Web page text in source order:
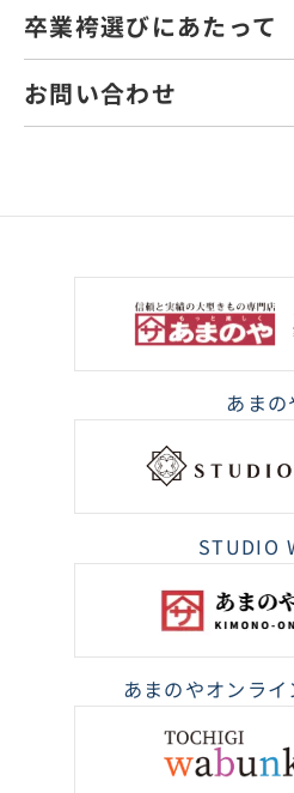
卒業袴選びにあたって
お問い合わせ
あまの
STUDIO
あまのやオンラ